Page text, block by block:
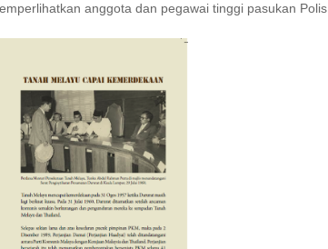
anggota dan pegawai tinggi pasukan Polis